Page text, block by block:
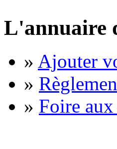
L'annuaire
» Ajouter
»
» Foire